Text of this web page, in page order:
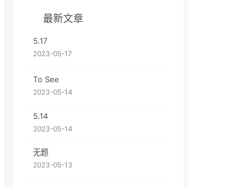
最新文章
5.17
2023-05-17
To See
2023-05-14
5.14
2023-05-14
无题
2023-05-13